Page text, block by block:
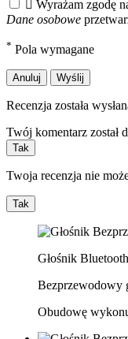
 Wyrażam zgodę
Dane osobowe
* Pola wymagane
Anuluj Wyślij
Recenzja została
Twój komentarz został
Tak
Twoja recenzja nie
Tak
Głośnik
Bezprzewodowy
Obudowę